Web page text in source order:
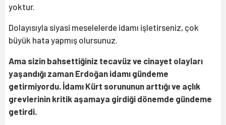
yoktur.
Dolayısıyla siyasi meselelerde idamı işletirseniz, çok
büyük hata yapmış olursunuz.
Ama sizin bahsettiğiniz tecavüz ve cinayet olayları
yaşandığı zaman Erdoğan idamı gündeme
getirmiyordu. İdamı Kürt sorununun arttığı ve açlık
grevlerinin kritik aşamaya girdiği dönemde gündeme
getirdi.